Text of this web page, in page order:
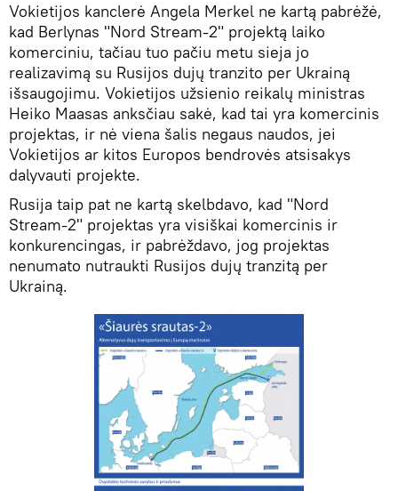
Vokietijos kanclerė Angela Merkel ne kartą pabrėžė,
kad Berlynas "Nord Stream-2" projektą laiko
komerciniu, tačiau tuo pačiu metu sieja jo
realizavimą su Rusijos dujų tranzito per Ukrainą
išsaugojimu. Vokietijos užsienio reikalų ministras
Heiko Maasas anksčiau sakė, kad tai yra komercinis
projektas, ir nė viena šalis negaus naudos, jei
Vokietijos ar kitos Europos bendrovės atsisakys
dalyvauti projekte.
Rusija taip pat ne kartą skelbdavo, kad "Nord
Stream-2" projektas yra visiškai komercinis ir
konkurencingas, ir pabrėždavo, jog projektas
nenumato nutraukti Rusijos dujų tranzitą per
Ukrainą.